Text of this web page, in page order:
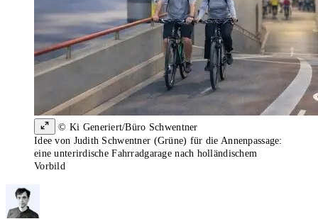
© Ki Generiert/Büro Schwentner
Idee von Judith Schwentner (Grüne) für die Annenpassage:
eine unterirdische Fahrradgarage nach holländischem
Vorbild